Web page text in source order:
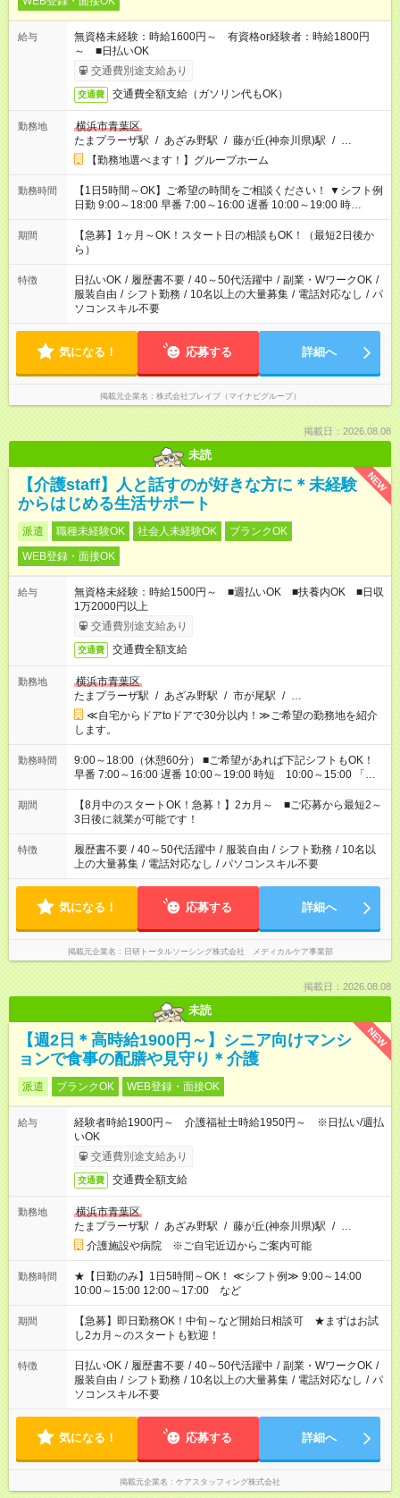
給与
無資格未経験：時給1600円～ 有資格or経験者：時給1800円
～ ■日払いOK
交通費別途支給あり
交通費 交通費全額支給（ガソリン代もOK）
勤務地
横浜市青葉区
たまプラーザ駅 / あざみ野駅 / 藤が丘(神奈川県)駅 / …
【勤務地選べます！】グループホーム
勤務時間
【1日5時間～OK】ご希望の時間をご相談ください！ ▼シフト例
日勤 9:00～18:00 早番 7:00～16:00 遅番 10:00～19:00 時
短 10:00～15:00 上記はあくまで一例です。 「夕方までには帰宅
しておきたい」 「朝はゆっくりのスタートがいい」 「お昼の時
間を有効に使いたい」 など、ご希望があれば教えてください
ね。
期間
【急募】1ヶ月～OK！スタート日の相談もOK！（最短2日後か
ら）
特徴 日払いOK / 履歴書不要 / 40～50代活躍中 / 副業・WワークOK /
服装自由 / シフト勤務 / 10名以上の大量募集 / 電話対応なし / パ
ソコンスキル不要
気になる！ 応募する 詳細へ
掲載元企業名 株式会社ブレイブ（マイナビグループ）
掲載日：2026.08.08
未読
NEW
【介護staff】人と話すのが好きな方に＊未経験
からはじめる生活サポート
派遣 職種未経験OK 社会人未経験OK
ブランクOK
WEB登録・面接OK
給与
無資格未経験：時給1500円～ ■週払いOK ■扶養内OK ■日収
1万2000円以上
交通費別途支給あり
交通費 交通費全額支給
勤務地
横浜市青葉区
たまプラーザ駅 / あざみ野駅 / 市が尾駅 / …
≪自宅からドアtoドアで30分以内！≫ご希望の勤務地を紹介
します。
勤務時間
9:00～18:00（休憩60分） ■ご希望があれば下記シフトもOK！
早番 7:00～16:00 遅番 10:00～19:00 時短 10:00～15:00 「家
族と休みを合わせたい」 「余裕を持って夕飯の準備がしたい」
「できれば残業はしたくない」 など、ご希望を教えてください
ね。 ※Wワーク希望の方へ 今ご覧のお仕事で希望する勤務時間
と、もう1つのお仕事の勤務時間。 合計で週40時間を超える場
合は応募できません。
期間
【8月中のスタートOK！急募！】2カ月～ ■ご応募から最短2～
3日後に就業が可能です！
特徴 履歴書不要 / 40～50代活躍中 / 服装自由 / シフト勤務 / 10名以
上の大量募集 / 電話対応なし / パソコンスキル不要
気になる！ 応募する 詳細へ
掲載元企業名 日研トータルソーシング株式会社 メディカルケア事業部
掲載日：2026.08.08
未読
NEW
【週2日＊高時給1900円～】シニア向けマンシ
ョンで食事の配膳や見守り＊介護
派遣 ブランクOK WEB登録・面接OK
給与
経験者時給1900円～ 介護福祉士時給1950円～ ※日払い/週払
いOK
交通費別途支給あり
交通費 交通費全額支給
勤務地
横浜市青葉区
たまプラーザ駅 / あざみ野駅 / 藤が丘(神奈川県)駅 / …
介護施設や病院 ※ご自宅近辺からご案内可能
勤務時間
★【日勤のみ】1日5時間～OK！ ≪シフト例≫ 9:00～14:00
10:00～15:00 12:00～17:00 など
期間
【急募】即日勤務OK！中旬～など開始日相談可 ★まずはお試
し2カ月～のスタートも歓迎！
特徴 日払いOK / 履歴書不要 / 40～50代活躍中 / 副業・WワークOK /
服装自由 / シフト勤務 / 10名以上の大量募集 / 電話対応なし / パ
ソコンスキル不要
気になる！ 応募する 詳細へ
掲載元企業名 ケアスタッフィング株式会社